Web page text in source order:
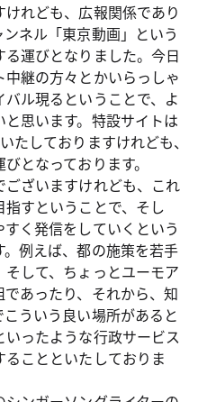
けれども、広報関係であり
ネル「東京動画」という
運びとなりました。今日
継の方々とかいらっしゃ
ル現るということで、よ
思います。特設サイトは
たしておりますけれども、
となっております。
ざいますけれども、これ
すということで、そし
く発信をしていくという
例えば、都の施策を若手
して、ちょっとユーモア
あったり、それから、知
ういう良い場所があると
ったような行政サービス
ことといたしておりま